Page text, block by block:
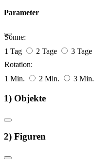
Parameter
Sonne:
1 Tag
2 Tage 3 Tage
Rotation:
1 Min.
2 Min. 3 Min.
1) Objekte
2) Figuren